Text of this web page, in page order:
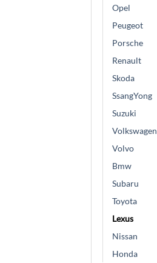
Opel
Peugeot
Porsche
Renault
Skoda
SsangYong
Suzuki
Volkswagen
Volvo
Bmw
Subaru
Toyota
Lexus
Nissan
Honda